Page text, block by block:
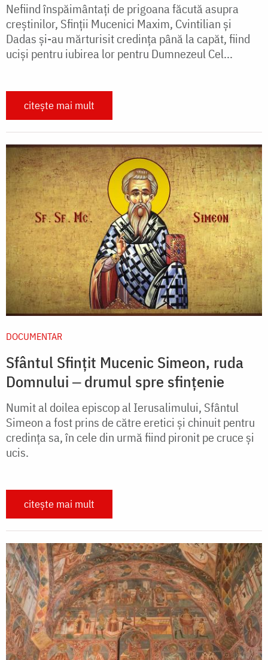
Nefiind înspăimântați de prigoana făcută asupra
creștinilor, Sfinții Mucenici Maxim, Cvintilian și
Dadas și-au mărturisit credința până la capăt, fiind
uciși pentru iubirea lor pentru Dumnezeul Cel...
citește mai mult
DOCUMENTAR
Sfântul Sfințit Mucenic Simeon, ruda
Domnului ‒ drumul spre sfințenie
Numit al doilea episcop al Ierusalimului, Sfântul
Simeon a fost prins de către eretici și chinuit pentru
credința sa, în cele din urmă fiind pironit pe cruce și
ucis.
citește mai mult